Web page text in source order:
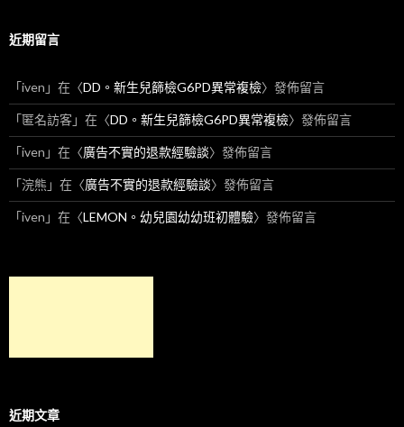
近期留言
「iven 」在〈DD。新生兒篩檢G6PD異常複檢〉發佈留言
「匿名訪客」在〈DD。新生兒篩檢G6PD異常複檢〉發佈留言
「iven 」在〈廣告不實的退款經驗談〉發佈留言
「浣熊 」在〈廣告不實的退款經驗談〉發佈留言
「iven 」在〈LEMON。幼兒園幼幼班初體驗〉發佈留言
近期文章